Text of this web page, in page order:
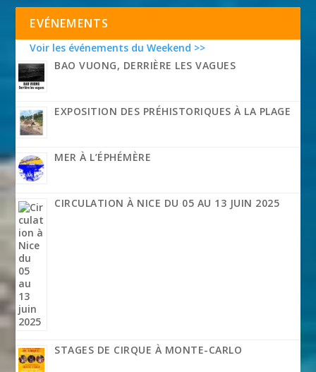
EVÉNEMENTS
Voir les événements du Weekend >>
BAO VUONG, DERRIÈRE LES VAGUES
EXPOSITION DES PRÉHISTORIQUES À LA PLAGE
MER À L’ÉPHÉMÈRE
CIRCULATION À NICE DU 05 AU 13 JUIN 2025
STAGES DE CIRQUE À MONTE-CARLO